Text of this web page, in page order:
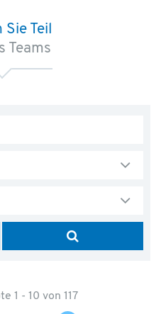
Teil
Teams
1 - 10 von 117